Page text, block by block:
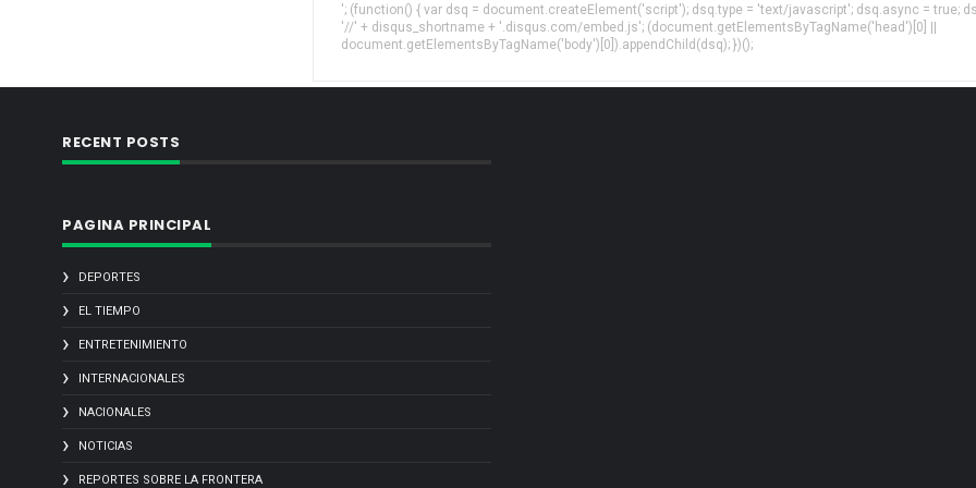
'; (function() { var dsq = document.createElement('script'); dsq.type = 'text/javascript'; dsq.async = true;
'//' + disqus_shortname + '.disqus.com/embed.js'; (document.getElementsByTagName('head')[0] ||
document.getElementsByTagName('body')[0]).appendChild(dsq); })();
RECENT POSTS
PAGINA PRINCIPAL
DEPORTES
EL TIEMPO
ENTRETENIMIENTO
INTERNACIONALES
NACIONALES
NOTICIAS
REPORTES SOBRE LA FRONTERA